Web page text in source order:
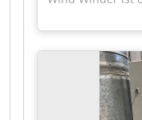
Aufwickeln von
Wickelkern. Die
Materialreste
Azefx Aiwsr
Material wird